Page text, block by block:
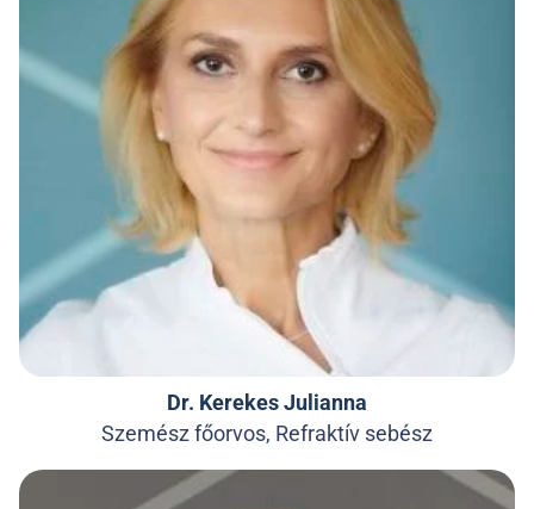
Dr. Kerekes Julianna
Szemész főorvos, Refraktív sebész